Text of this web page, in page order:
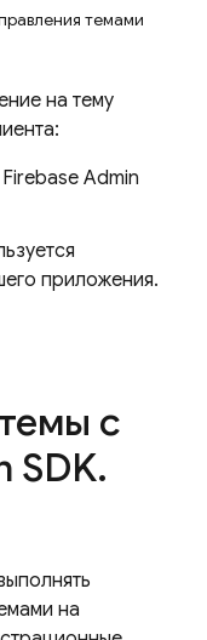
темами
на тему
Firebase Admin
приложения.
с
SDK.
на